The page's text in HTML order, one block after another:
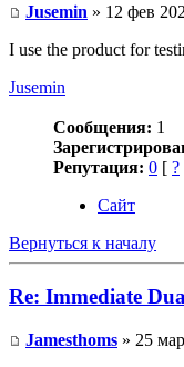
Jusemin » 12 фев
I use the product for
Jusemin
Сообщения: 1
Репутация: 0 [ ?
Сайт
Вернуться к началу
Re: Immediate
Jamesthoms » 25